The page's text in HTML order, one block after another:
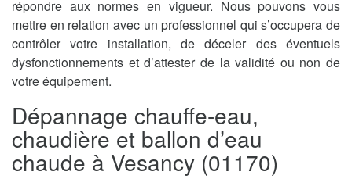
répondre aux normes en vigueur. Nous pouvons vous
mettre en relation avec un professionnel qui s’occupera de
contrôler votre installation, de déceler des éventuels
dysfonctionnements et d’attester de la validité ou non de
votre équipement.
Dépannage chauffe-eau,
chaudière et ballon d’eau
chaude à Vesancy (01170)